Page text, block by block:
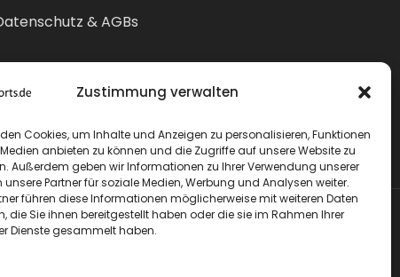
Zustimmung verwalten
Cookies, um Inhalte und Anzeigen zu personalisieren, Funktionen
anbieten zu können und die Zugriffe auf unsere Website zu
Außerdem geben wir Informationen zu Ihrer Verwendung unserer
unsere Partner für soziale Medien, Werbung und Analysen weiter.
führen diese Informationen möglicherweise mit weiteren Daten
die Sie ihnen bereitgestellt haben oder die sie im Rahmen Ihrer
Dienste gesammelt haben.
& AGBs
widerrufen